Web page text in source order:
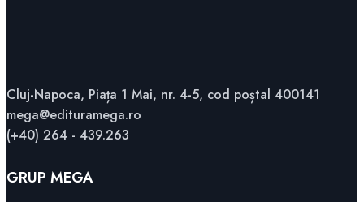
Cluj-Napoca, Piața 1 Mai, nr. 4-5, cod poștal 400141
mega@edituramega.ro
(+40) 264 - 439.263
GRUP MEGA